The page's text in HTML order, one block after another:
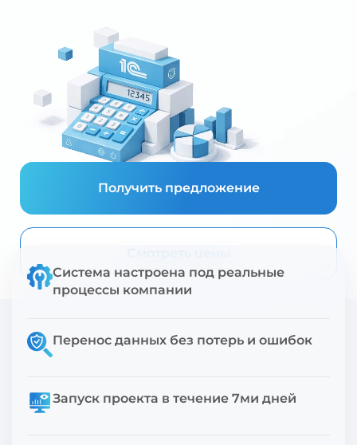
Получить предложение
Система настроена под реальные
процессы компании
Перенос данных без потерь и ошибок
Запуск проекта в течение 7ми дней